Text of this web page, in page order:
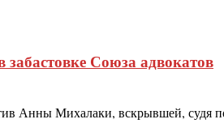
Союза адвокатов
Михалаки, вскрывшей, судя